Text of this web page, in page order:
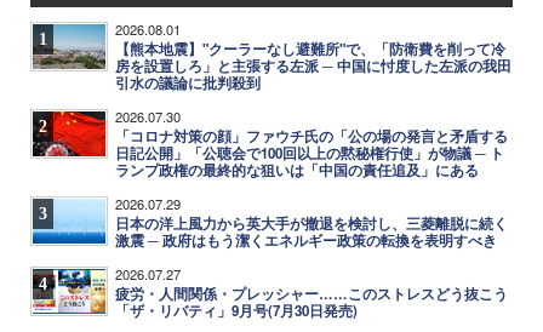
1 2026.08.01
【熊本地震】"クーラーなし避難所"で、「防衛費を削って冷
房を設置しろ」と主張する左派 ─ 中国に忖度した左派の我田
引水の議論に批判殺到
2 2026.07.30
「コロナ対策の顔」ファウチ氏の「公の場の発言と矛盾する
日記公開」「公聴会で100回以上の黙秘権行使」が物議 ─ ト
ランプ政権の最終的な狙いは「中国の責任追及」にある
3 2026.07.29
日本の洋上風力から英大手が撤退を検討し、三菱離脱に続く
激震 ─ 政府はもう潔くエネルギー政策の転換を表明すべき
4 2026.07.27
疲労・人間関係・プレッシャー……このストレスどう抜こう
「ザ・リバティ」9月号(7月30日発売)